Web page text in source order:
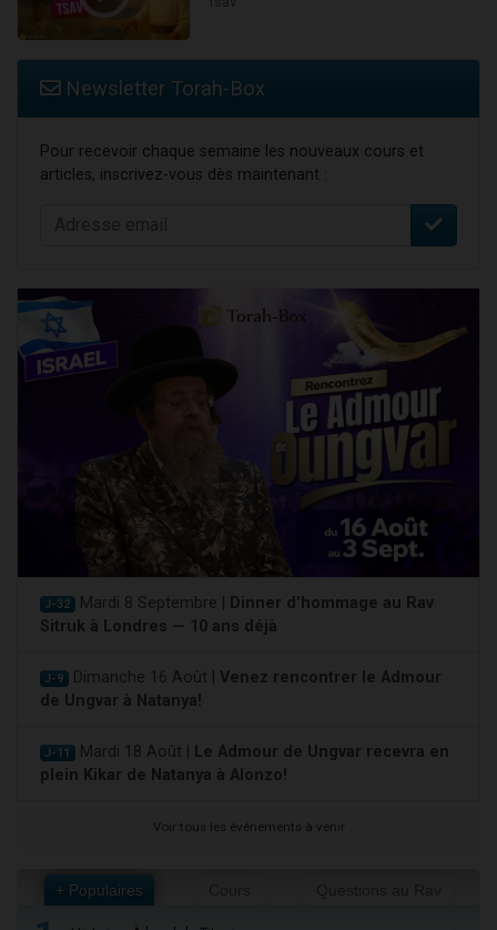
Newsletter Torah-Box
Pour recevoir chaque semaine les nouveaux cours et
articles, inscrivez-vous dès maintenant :
J-32 Mardi 8 Septembre |
Dinner d'hommage au Rav
Sitruk à Londres — 10 ans déjà
J-9 Dimanche 16 Août | Venez rencontrer le Admour
de Ungvar à Natanya!
J-11 Mardi 18 Août |
Le Admour de Ungvar recevra en
plein Kikar de Natanya à Alonzo!
Voir tous les événements à venir
+ Populaires